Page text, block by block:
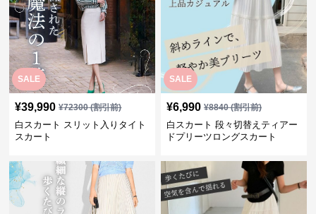
SALE
¥39,990 ¥72300(割引前)
白スカート スリット入りタイト
スカート
SALE
¥6,990 ¥8840(割引前)
白スカート 段々切替えティアー
ドプリーツロングスカート